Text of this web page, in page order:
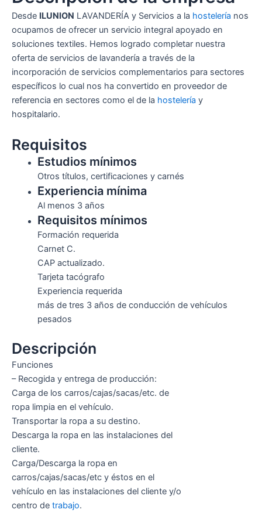
Desde ILUNION LAVANDERÍA y Servicios a la hostelería nos
ocupamos de ofrecer un servicio integral apoyado en
soluciones textiles. Hemos logrado completar nuestra
oferta de servicios de lavandería a través de la
incorporación de servicios complementarios para sectores
específicos lo cual nos ha convertido en proveedor de
referencia en sectores como el de la hostelería y
hospitalario.
Requisitos
Estudios mínimos
Otros títulos, certificaciones y carnés
Experiencia mínima
Al menos 3 años
Requisitos mínimos
Formación requerida
Carnet C.
CAP actualizado.
Tarjeta tacógrafo
Experiencia requerida
más de tres 3 años de conducción de vehículos
pesados
Descripción
Funciones
– Recogida y entrega de producción:
Carga de los carros/cajas/sacas/etc. de
ropa limpia en el vehículo.
Transportar la ropa a su destino.
Descarga la ropa en las instalaciones del
cliente.
Carga/Descarga la ropa en
carros/cajas/sacas/etc y éstos en el
vehículo en las instalaciones del cliente y/o
centro de trabajo.